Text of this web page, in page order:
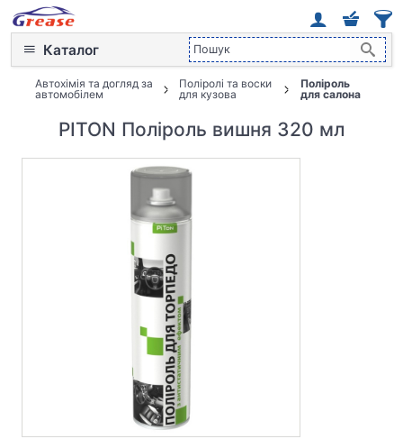
Каталог
Автохімія та догляд за
автомобілем
Поліролі та воски
для кузова
Поліроль
для салона
PITON Поліроль вишня 320 мл